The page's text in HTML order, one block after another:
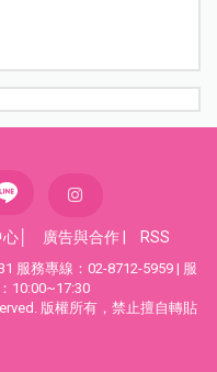
心 廣告與合作| RSS
服務專線：02-8712-5959 | 服
10:00~17:30
版權所有，禁止擅自轉貼